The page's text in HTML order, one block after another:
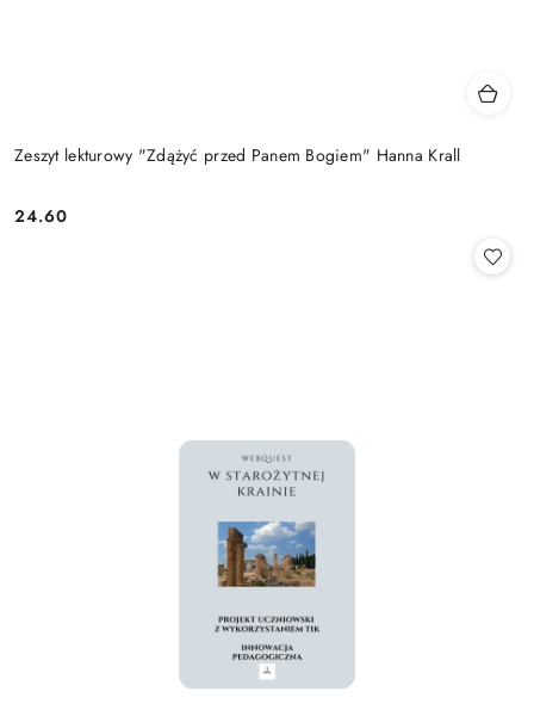
Zeszyt lekturowy "Zdążyć przed Panem Bogiem" Hanna Krall
Cena:
24.60